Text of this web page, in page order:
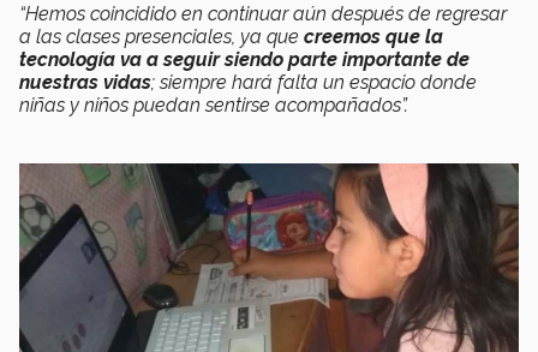
“Hemos coincidido en continuar aún después de regresar
a las clases presenciales, ya que creemos que la
tecnología va a seguir siendo parte importante de
nuestras vidas; siempre hará falta un espacio donde
niñas y niños puedan sentirse acompañados”.